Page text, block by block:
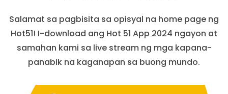
Salamat sa pagbisita sa opisyal na home page ng
Hot51! I-download ang Hot 51 App 2024 ngayon at
samahan kami sa live stream ng mga kapana-
panabik na kaganapan sa buong mundo.